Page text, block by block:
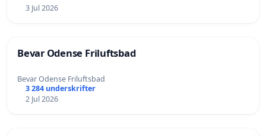
3 Jul 2026
Bevar Odense Friluftsbad
Bevar Odense Friluftsbad
3 284 underskrifter
2 Jul 2026